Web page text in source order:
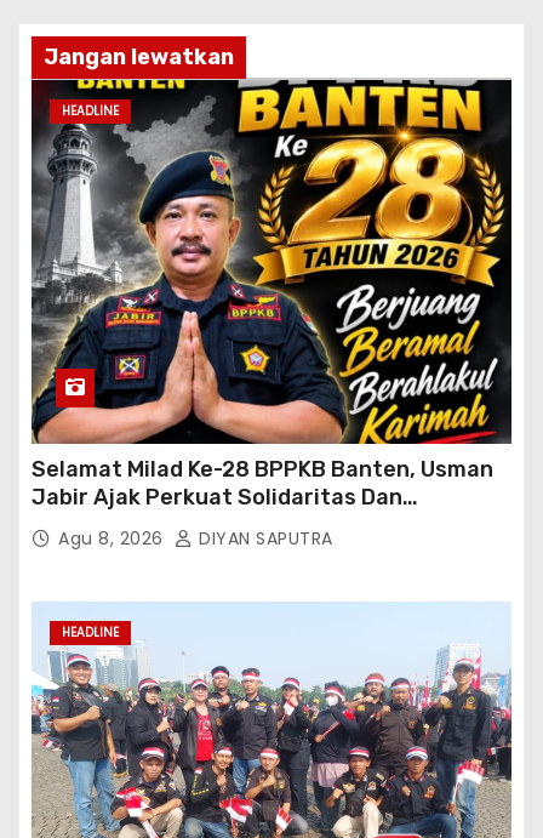
Jangan lewatkan
HEADLINE
Selamat Milad Ke-28 BPPKB Banten, Usman
Jabir Ajak Perkuat Solidaritas Dan
Kebersamaan
Agu 8, 2026 DIYAN SAPUTRA
HEADLINE